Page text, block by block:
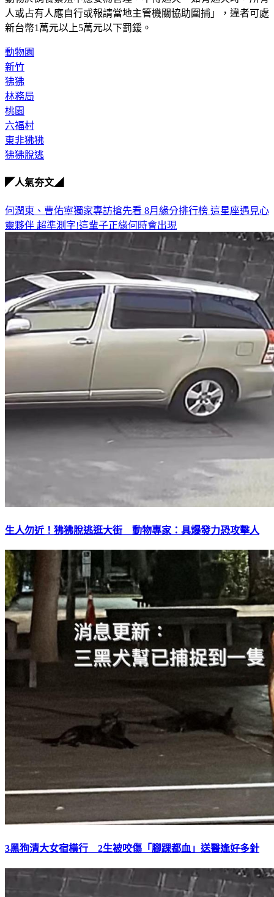
人或占有人應自行或報請當地主管機關協助圍捕」，違者可處
新台幣1萬元以上5萬元以下罰鍰。
動物園
新竹
狒狒
林務局
桃園
六福村
東非狒狒
狒狒脫逃
◤人氣夯文◢
何潤東、曹佑寧獨家專訪搶先看 8月緣分排行榜 這星座遇見心
靈夥伴 超準測字!這輩子正緣何時會出現
生人勿近！狒狒脫逃逛大街 動物專家：具爆發力恐攻擊人
3黑狗清大女宿橫行 2生被咬傷「腳踝都血」送醫逢好多針